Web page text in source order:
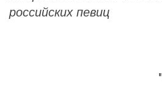
российских певиц